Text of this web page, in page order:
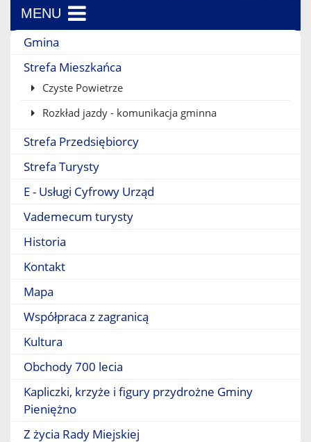
MENU
Menu boczne
Gmina
Strefa Mieszkańca
Czyste Powietrze
Rozkład jazdy - komunikacja gminna
Strefa Przedsiębiorcy
Strefa Turysty
E - Usługi Cyfrowy Urząd
Vademecum turysty
Historia
Kontakt
Mapa
Współpraca z zagranicą
Kultura
Obchody 700 lecia
Kapliczki, krzyże i figury przydrożne Gminy
Pieniężno
Z życia Rady Miejskiej